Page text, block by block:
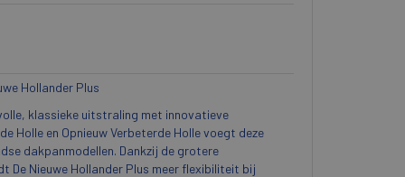
Hollander Plus
klassieke uitstraling met innovatieve
Holle en Opnieuw Verbeterde Holle voegt deze
dakpanmodellen. Dankzij de grotere
De Nieuwe Hollander Plus meer flexibiliteit bij